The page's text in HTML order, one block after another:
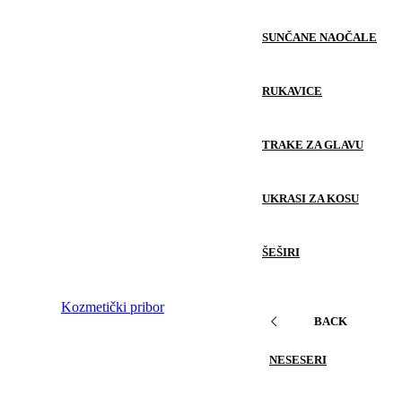
SUNČANE NAOČALE
RUKAVICE
TRAKE ZA GLAVU
UKRASI ZA KOSU
ŠEŠIRI
Kozmetički pribor
BACK
NESESERI